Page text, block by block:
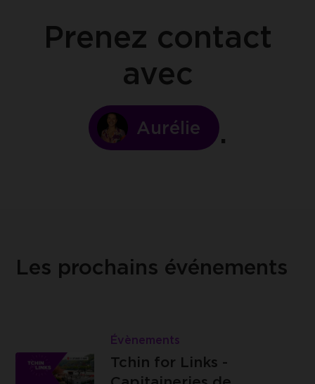
Prenez contact
avec
Aurélie
Les prochains événements
Évènements
Tchin for Links -
Les
Capitaineries
for